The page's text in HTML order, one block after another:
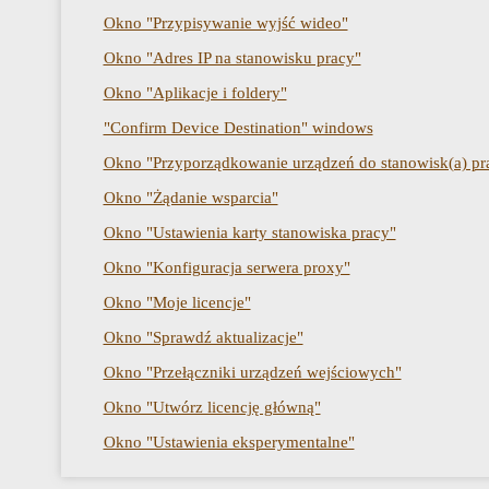
Okno "Przypisywanie wyjść wideo"
Okno "Adres IP na stanowisku pracy"
Okno "Aplikacje i foldery"
"Confirm Device Destination" windows
Okno "Przyporządkowanie urządzeń do stanowisk(a)
Okno "Żądanie wsparcia"
Okno "Ustawienia karty stanowiska pracy"
Okno "Konfiguracja serwera proxy"
Okno "Moje licencje"
Okno "Sprawdź aktualizacje"
Okno "Przełączniki urządzeń wejściowych"
Okno "Utwórz licencję główną"
Okno "Ustawienia eksperymentalne"